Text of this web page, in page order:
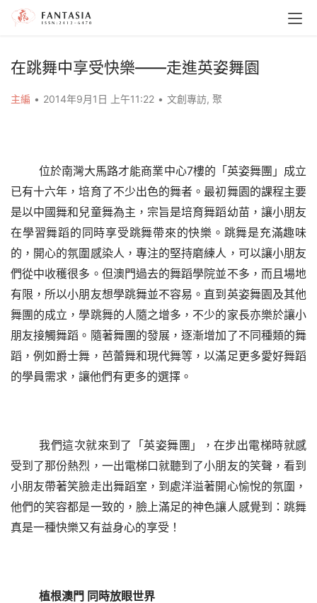
在跳舞中享受快樂——走進英姿舞園
主編 • 2014年9月1日 上午11:22 • 文創專訪, 聚
位於南灣大馬路才能商業中心7樓的「英姿舞團」成立
已有十六年，培育了不少出色的舞者。最初舞園的課程主要
是以中國舞和兒童舞為主，宗旨是培育舞蹈幼苗，讓小朋友
在學習舞蹈的同時享受跳舞帶來的快樂。跳舞是充滿趣味
的，開心的氛圍感染人，專注的堅持磨練人，可以讓小朋友
們從中收穫很多。但澳門過去的舞蹈學院並不多，而且場地
有限，所以小朋友想學跳舞並不容易。直到英姿舞園及其他
舞團的成立，學跳舞的人隨之增多，不少的家長亦樂於讓小
朋友接觸舞蹈。隨著舞團的發展，逐漸增加了不同種類的舞
蹈，例如爵士舞，芭蕾舞和現代舞等，以滿足更多愛好舞蹈
的學員需求，讓他們有更多的選擇。
我們這次就來到了「英姿舞團」，在步出電梯時就感
受到了那份熱烈，一出電梯口就聽到了小朋友的笑聲，看到
小朋友帶著笑臉走出舞蹈室，到處洋溢著開心愉悅的氛圍，
他們的笑容都是一致的，臉上滿足的神色讓人感覺到：跳舞
真是一種快樂又有益身心的享受！
植根澳門 同時放眼世界